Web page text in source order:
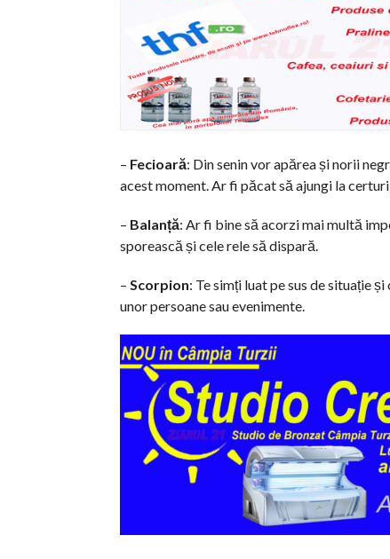
– Fecioară: Din senin vor apărea și norii
acest moment. Ar fi păcat să ajungi la
– Balanță: Ar fi bine să acorzi mai multă
sporească și cele rele să dispară.
– Scorpion: Te simți luat pe sus de situație
unor persoane sau evenimente.